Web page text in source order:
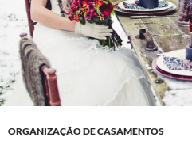
ORGANIZAÇÃO DE CASAMENTOS